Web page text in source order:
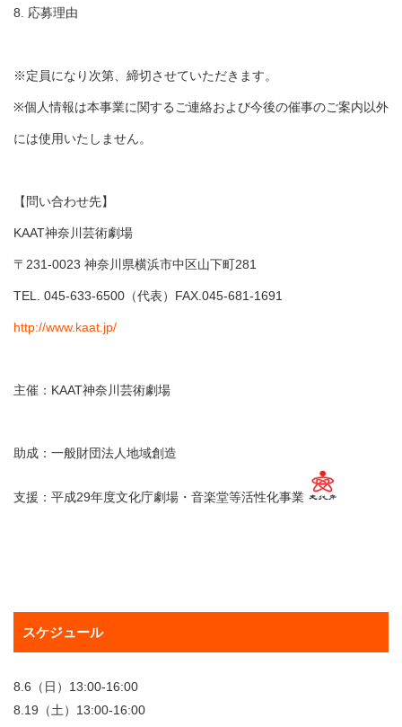
8. 応募理由
※定員になり次第、締切させていただきます。
※個人情報は本事業に関するご連絡および今後の催事のご案内以外
には使用いたしません。
【問い合わせ先】
KAAT神奈川芸術劇場
〒231-0023 神奈川県横浜市中区山下町281
TEL. 045-633-6500（代表）FAX.045-681-1691
http://www.kaat.jp/
主催：KAAT神奈川芸術劇場
助成：一般財団法人地域創造
支援：平成29年度文化庁劇場・音楽堂等活性化事業
スケジュール
8.6（日）13:00-16:00
8.19（土）13:00-16:00